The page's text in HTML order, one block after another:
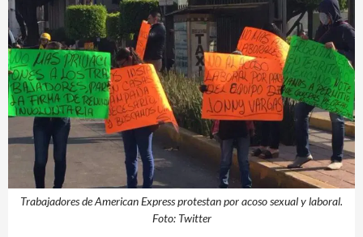
Trabajadores de American Express protestan por acoso sexual y laboral.
Foto: Twitter